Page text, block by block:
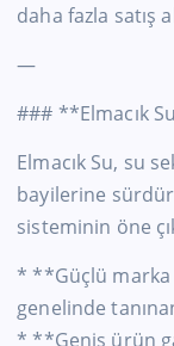
daha fazla satış
—
### **Elmacık
Elmacık Su, su
bayilerine
sisteminin öne
* **Güçlü marka
genelinde
* **Geniş ürün